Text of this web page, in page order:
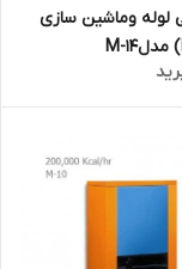
لوله وماشین سازی